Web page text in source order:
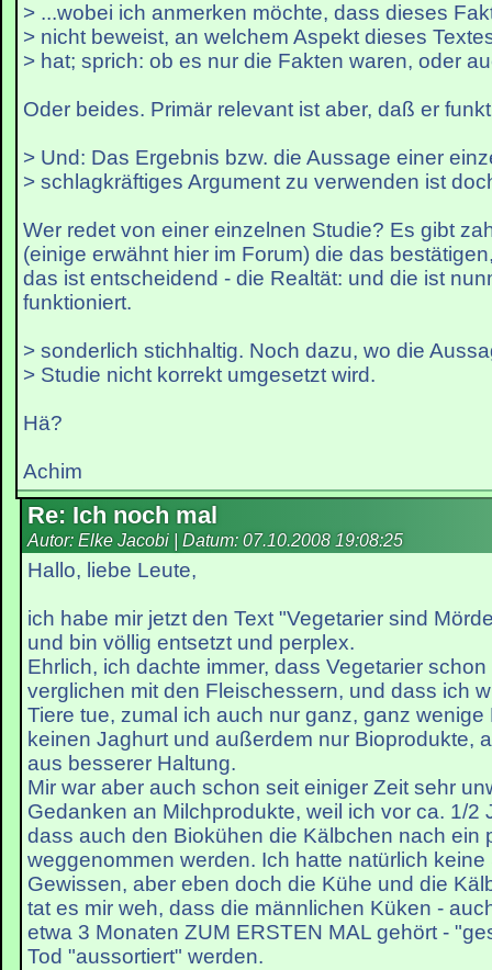
> ...wobei ich anmerken möchte, dass dieses
> nicht beweist, an welchem Aspekt dieses
> hat; sprich: ob es nur die Fakten waren, oder
Oder beides. Primär relevant ist aber, daß er
> Und: Das Ergebnis bzw. die Aussage einer
> schlagkräftiges Argument zu verwenden ist
Wer redet von einer einzelnen Studie? Es gibt
(einige erwähnt hier im Forum) die das
das ist entscheidend - die Realtät: und die ist
funktioniert.
> sonderlich stichhaltig. Noch dazu, wo die
> Studie nicht korrekt umgesetzt wird.
Hä?
Achim
Re: Ich noch mal
Autor: Elke Jacobi | Datum: 07.10.2008 19:08:25
Hallo, liebe Leute,
ich habe mir jetzt den Text "Vegetarier sind
und bin völlig entsetzt und perplex.
Ehrlich, ich dachte immer, dass Vegetarier
verglichen mit den Fleischessern, und dass ich
Tiere tue, zumal ich auch nur ganz, ganz wenige
keinen Jaghurt und außerdem nur Bioprodukte,
aus besserer Haltung.
Mir war aber auch schon seit einiger Zeit sehr
Gedanken an Milchprodukte, weil ich vor ca. 1/2
dass auch den Biokühen die Kälbchen nach ein
weggenommen werden. Ich hatte natürlich
Gewissen, aber eben doch die Kühe und die
tat es mir weh, dass die männlichen Küken -
etwa 3 Monaten ZUM ERSTEN MAL gehört -
Tod "aussortiert" werden.